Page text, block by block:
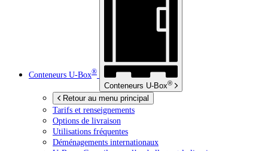
Conteneurs U-Box®
Conteneurs U-Box®
Retour au menu principal
Tarifs et renseignements
Options de livraison
Utilisations fréquentes
Déménagements internationaux